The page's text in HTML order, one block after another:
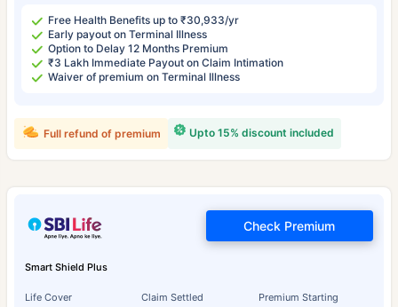
Free Health Benefits up to ₹30,933/yr
Early payout on Terminal Illness
Option to Delay 12 Months Premium
₹3 Lakh Immediate Payout on Claim Intimation
Waiver of premium on Terminal Illness
Upto 15% discount included
Full refund of premium
Smart Shield Plus
Life Cover Claim Settled Premium Starting
Check Premium